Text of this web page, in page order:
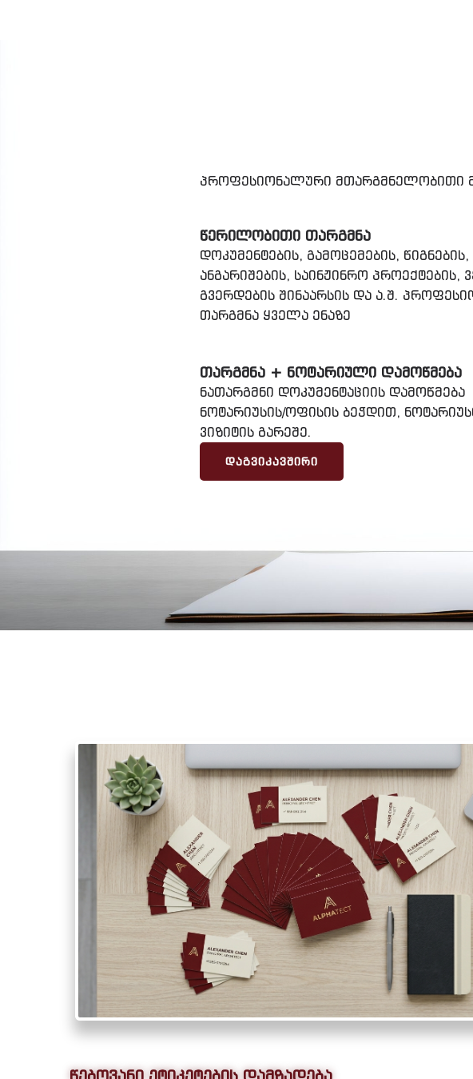
პროფესიონალური მთარგმნელობითი
ᲬᲔᲠᲘᲚᲝᲑᲘᲗᲘ ᲗᲐᲠᲒᲛᲜᲐ
დოკუმენტების, გამოცემების, წიგნების,
ანგარიშების, საინჟინრო პროექტების,
გვერდების შინაარსის და ა.შ.
თარგმნა ყველა ენაზე
ᲗᲐᲠᲒᲛᲜᲐ + ᲜᲝᲢᲐᲠᲘᲣᲚᲘ ᲓᲐᲛᲝᲬᲛᲔᲑᲐ
ნათარგმნი დოკუმენტაციის დამოწმება
ნოტარიუსის/ოფისის ბეჭდით,
ვიზიტის გარეშე.
ᲓᲐᲒᲕᲘᲙᲐᲕᲨᲘᲠᲘ